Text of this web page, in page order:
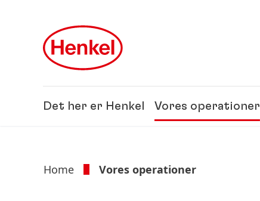
Det her er Henkel Vores operationer
Home Vores operationer